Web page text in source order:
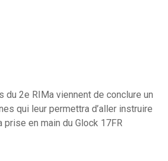
du 2e RIMa viennent de conclure un
qui leur permettra d’aller instruire
prise en main du Glock 17FR